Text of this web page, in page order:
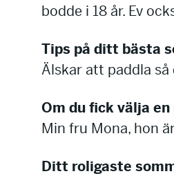
bodde i 18 år. Ev
Tips på ditt bästa
Älskar att paddla
Om du fick välja
Min fru Mona, hon
Ditt roligaste